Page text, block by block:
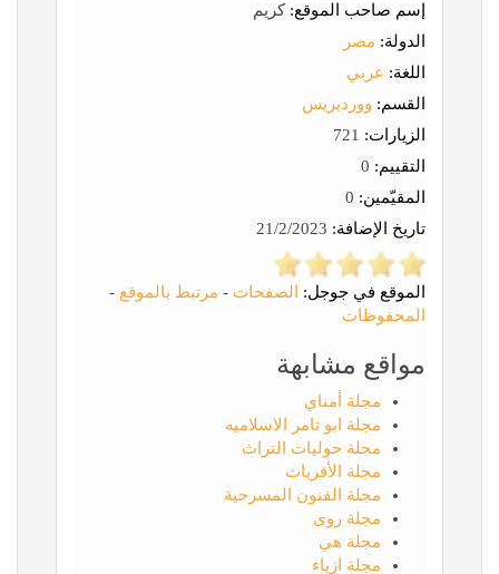
إسم صاحب الموقع: كريم
الدولة: مصر
اللغة: عربي
القسم: ووردبريس
الزيارات:
التقييم:
المقيّمين:
تاريخ الإضافة:
الموقع في جوجل: الصفحات - مرتبط بالموقع -
المحفوظات
مواقع مشابهة
مجلة أمناي
مجلة ابو تامر الاسلاميه
مجلة حوليات التراث
مجلة الأفريات
مجلة الفنون المسرحية
مجلة روى
مجلة هي
مجلة ازياء